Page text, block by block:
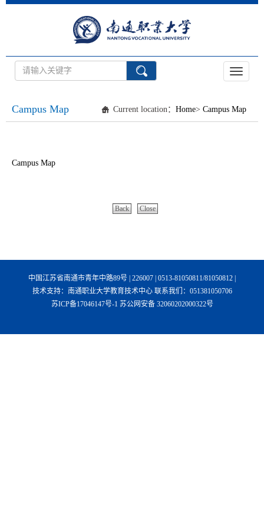
Toggle
Campus Map Current location： Home> Campus Map
Campus Map
Back Close
中国江苏省南通市青年中路89号 | 226007 | 0513-81050811/81050812 |
技术支持：南通职业大学教育技术中心 联系我们：051381050706
苏ICP备17046147号-1 苏公网安备 32060202000322号